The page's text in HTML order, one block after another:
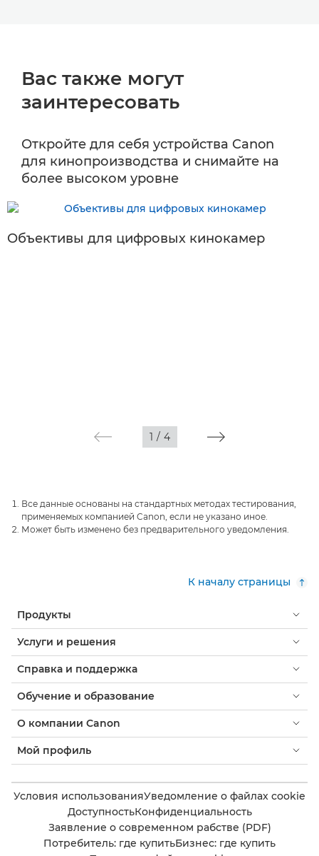
Вас также могут
заинтересовать
Откройте для себя устройства Canon
для кинопроизводства и снимайте на
более высоком уровне
Объективы для цифровых кинокамер
1 / 4
Все данные основаны на стандартных методах тестирования,
применяемых компанией Canon, если не указано иное.
Может быть изменено без предварительного уведомления.
К началу страницы
Продукты
Услуги и решения
Справка и поддержка
Обучение и образование
О компании Canon
Мой профиль
Условия использованияУведомление о файлах cookie
ДоступностьКонфиденциальность
Заявление о современном рабстве (PDF)
Потребитель: где купитьБизнес: где купить